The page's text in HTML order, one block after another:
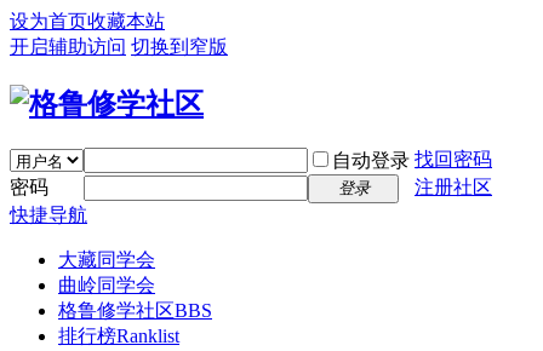
设为首页收藏本站
开启辅助访问 切换到窄版
自动登录 找回密码
密码
登录
注册社区
快捷导航
大藏同学会
曲岭同学会
格鲁修学社区BBS
排行榜Ranklist